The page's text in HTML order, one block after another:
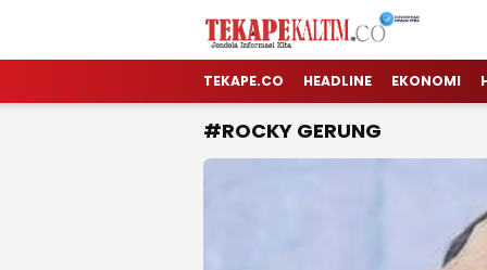
TEKAPE KALTIM
Jendela Informasi Kita
TEKAPE.CO HEADLINE EKONOMI
#ROCKY GERUNG